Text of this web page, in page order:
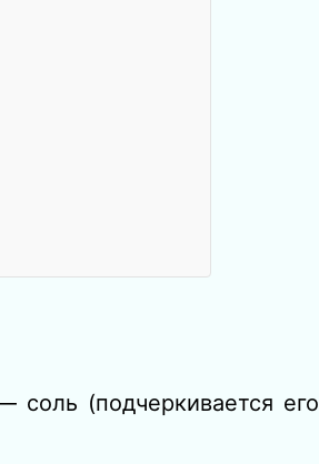
соль (подчеркивается его